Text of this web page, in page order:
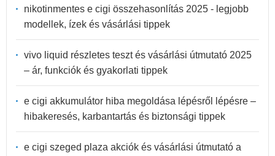
nikotinmentes e cigi összehasonlítás 2025 - legjobb
modellek, ízek és vásárlási tippek
vivo liquid részletes teszt és vásárlási útmutató 2025
– ár, funkciók és gyakorlati tippek
e cigi akkumulátor hiba megoldása lépésről lépésre –
hibakeresés, karbantartás és biztonsági tippek
e cigi szeged plaza akciók és vásárlási útmutató a